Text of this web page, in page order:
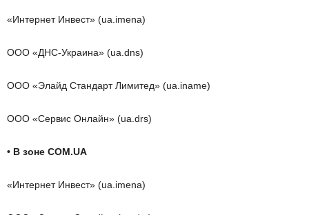
«Интернет Инвест» (ua.imena)
ООО «ДНС-Украина» (ua.dns)
ООО «Элайд Стандарт Лимитед» (ua.iname)
ООО «Сервис Онлайн» (ua.drs)
• В зоне COM.UA
«Интернет Инвест» (ua.imena)